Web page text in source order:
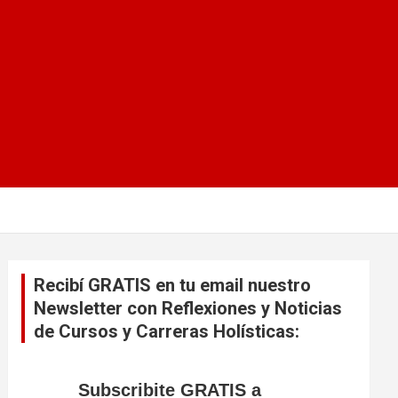
Recibí GRATIS en tu email nuestro
Newsletter con Reflexiones y Noticias
de Cursos y Carreras Holísticas:
Subscribite GRATIS a